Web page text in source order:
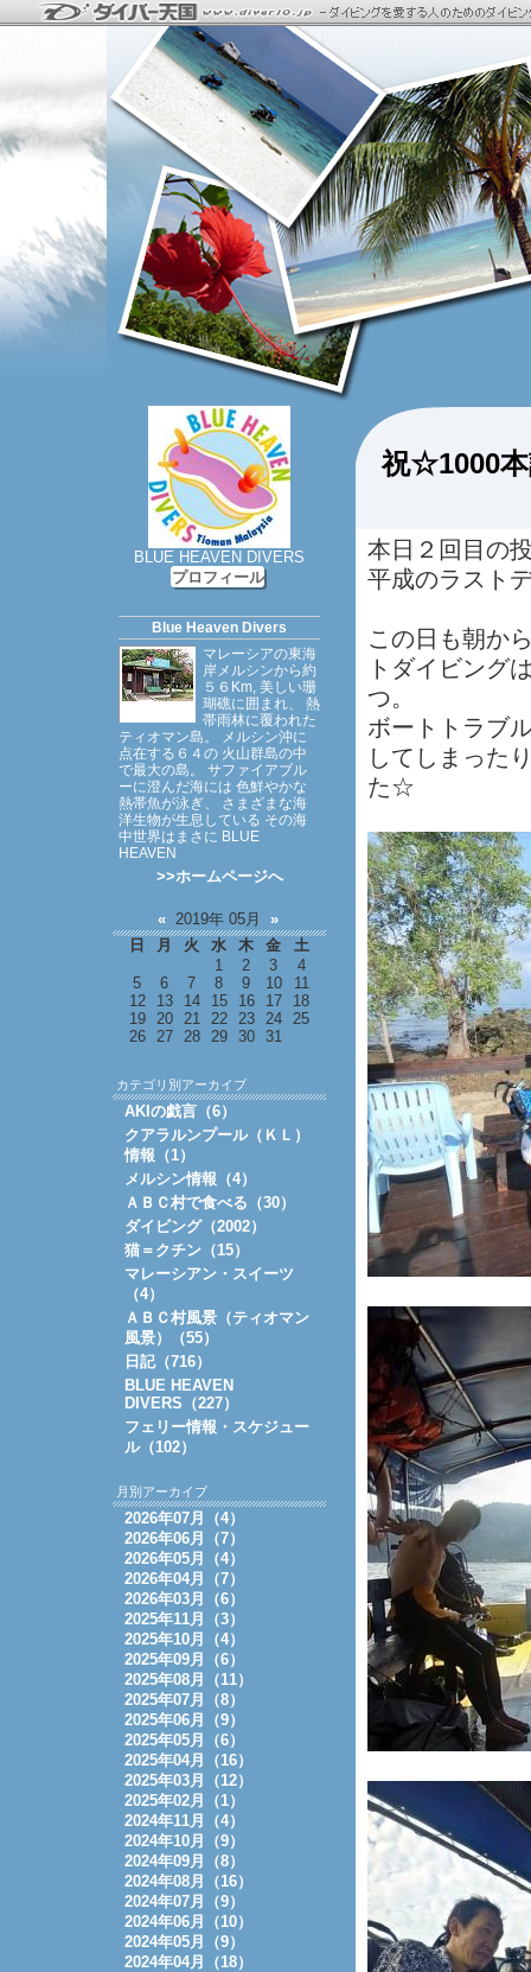
祝☆1000
本日２回目の
平成のラスト
この日も朝か
トダイビング
つ。
ボートトラブ
してしまった
た☆
BLUE HEAVEN DIVERS
プロフィール
Blue Heaven Divers
マレーシアの東海
岸メルシンから約
５６Km, 美しい珊
瑚礁に囲まれ、 熱
帯雨林に覆われた
ティオマン島。 メルシン沖に
点在する６４の 火山群島の中
で最大の島。 サファイアブル
ーに澄んだ海には 色鮮やかな
熱帯魚が泳ぎ、 さまざまな海
洋生物が生息している その海
中世界はまさに BLUE
HEAVEN
>>ホームページへ
« 2019年 05月 »
日
月 火 水 木 金
土
1
2 3
4
5
6 7 8 9 10
11
12
13 14 15 16 17
18
19
20 21 22 23 24
25
26
27 28 29 30 31
カテゴリ別アーカイブ
AKIの戯言（6）
クアラルンプール（ＫＬ）
情報（1）
メルシン情報（4）
ＡＢＣ村で食べる（30）
ダイビング（2002）
猫＝クチン（15）
マレーシアン・スイーツ
（4）
ＡＢＣ村風景（ティオマン
風景）（55）
日記（716）
BLUE HEAVEN
DIVERS（227）
フェリー情報・スケジュー
ル（102）
月別アーカイブ
2026年07月（4）
2026年06月（7）
2026年05月（4）
2026年04月（7）
2026年03月（6）
2025年11月（3）
2025年10月（4）
2025年09月（6）
2025年08月（11）
2025年07月（8）
2025年06月（9）
2025年05月（6）
2025年04月（16）
2025年03月（12）
2025年02月（1）
2024年11月（4）
2024年10月（9）
2024年09月（8）
2024年08月（16）
2024年07月（9）
2024年06月（10）
2024年05月（9）
2024年04月（18）